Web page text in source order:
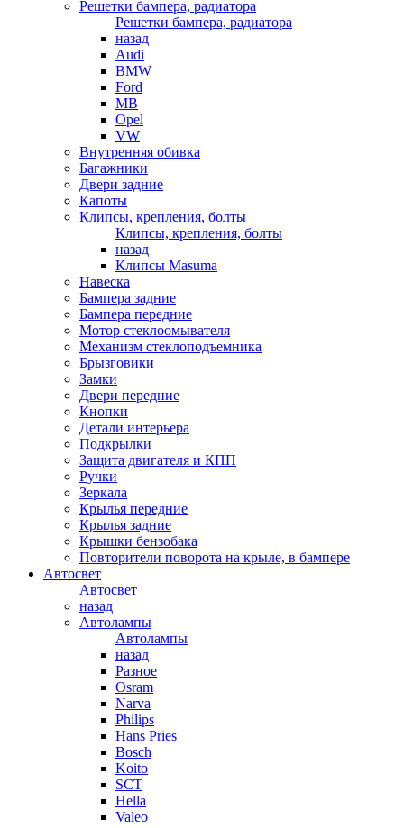
Решетки бампера, радиатора
Решетки бампера, радиатора
назад
Audi
BMW
Ford
MB
Opel
VW
Внутренняя обивка
Багажники
Двери задние
Капоты
Клипсы, крепления, болты
Клипсы, крепления, болты
назад
Клипсы Masuma
Навеска
Бампера задние
Бампера передние
Мотор стеклоомывателя
Механизм стеклоподъемника
Брызговики
Замки
Двери передние
Кнопки
Детали интерьера
Подкрылки
Защита двигателя и КПП
Ручки
Зеркала
Крылья передние
Крылья задние
Крышки бензобака
Повторители поворота на крыле, в бампере
Автосвет
Автосвет
назад
Автолампы
Автолампы
назад
Разное
Osram
Narva
Philips
Hans Pries
Bosch
Koito
SCT
Hella
Valeo